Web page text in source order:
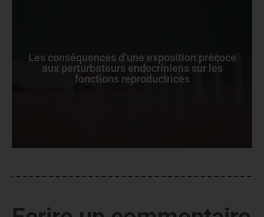
Les conséquences d’une exposition précoce
aux perturbateurs endocriniens sur les
fonctions reproductrices